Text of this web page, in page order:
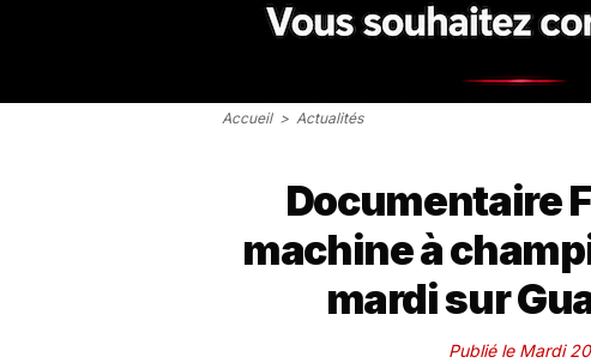
Accueil > Actualités
Documentaire
machine à
mardi sur
Publié le Mardi